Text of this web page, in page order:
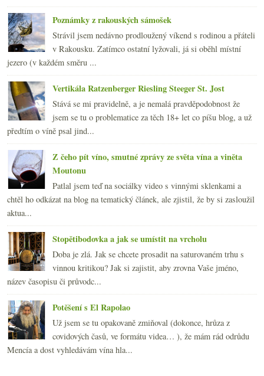
Poznámky z rakouských sámošek
Strávil jsem nedávno prodloužený víkend s rodinou a přáteli
v Rakousku. Zatímco ostatní lyžovali, já si oběhl místní
jezero (v každém směru ...
Vertikála Ratzenberger Riesling Steeger St. Jost
Stává se mi pravidelně, a je nemalá pravděpodobnost že
jsem se tu o problematice za těch 18+ let co píšu blog, a už
předtím o víně psal jind...
Z čeho pít víno, smutné zprávy ze světa vína a viněta
Moutonu
Patlal jsem teď na sociálky video s vinnými sklenkami a
chtěl ho odkázat na blog na tematický článek, ale zjistil, že by si zasloužil
aktua...
Stopětibodovka a jak se umístit na vrcholu
Doba je zlá. Jak se chcete prosadit na saturovaném trhu s
vinnou kritikou? Jak si zajistit, aby zrovna Vaše jméno,
název časopisu či průvodc...
Potěšení s El Rapolao
Už jsem se tu opakovaně zmiňoval (dokonce, hrůza z
covidových časů, ve formátu videa… ), že mám rád odrůdu
Mencía a dost vyhledávám vína hla...